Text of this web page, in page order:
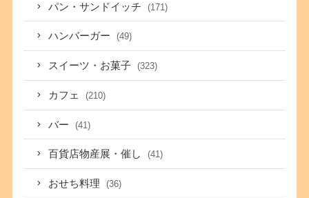
パン・サンドイッチ (171)
ハンバーガー (49)
スイーツ・お菓子 (323)
カフェ (210)
バー (41)
百貨店物産展・催し (41)
おせち料理 (36)